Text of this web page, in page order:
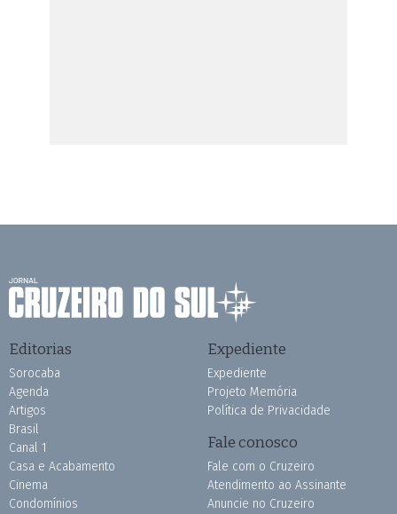
Editorias
Sorocaba
Agenda
Artigos
Brasil
Canal 1
Casa e Acabamento
Cinema
Condomínios
Expediente
Expediente
Projeto Memória
Política de Privacidade
Fale conosco
Fale com o Cruzeiro
Atendimento ao Assinante
Anuncie no Cruzeiro